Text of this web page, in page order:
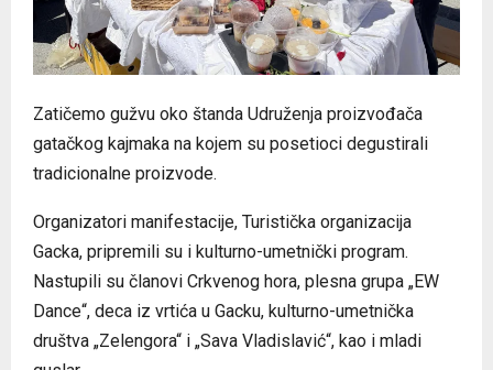
Zatičemo gužvu oko štanda Udruženja proizvođača
gatačkog kajmaka na kojem su posetioci degustirali
tradicionalne proizvode.
Organizatori manifestacije, Turistička organizacija
Gacka, pripremili su i kulturno-umetnički program.
Nastupili su članovi Crkvenog hora, plesna grupa „EW
Dance“, deca iz vrtića u Gacku, kulturno-umetnička
društva „Zelengora“ i „Sava Vladislavić“, kao i mladi